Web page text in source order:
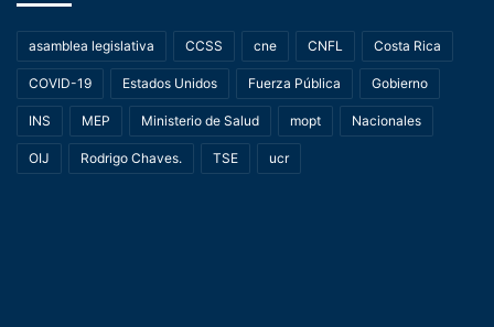
asamblea legislativa CCSS cne CNFL Costa Rica
COVID-19 Estados Unidos Fuerza Pública Gobierno
INS MEP Ministerio de Salud mopt Nacionales
OIJ Rodrigo Chaves. TSE ucr